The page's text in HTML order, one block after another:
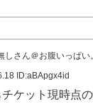
しさん＠お腹いっぱ
ID:aBApgx4id
チケット現時点